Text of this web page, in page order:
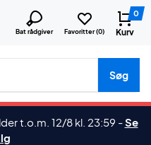
Bat rådgiver Favoritter (0)
0
Kurv
etc.
Søg
t.o.m. 12/8 kl. 23:59 -Se